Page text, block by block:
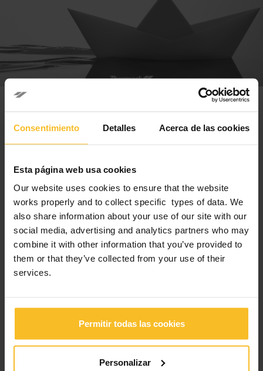
Consentimiento Detalles Acerca de las cookies
Esta página web usa cookies
Our website uses cookies to ensure that the website
works properly and to collect specific types of data. We
also share information about your use of our site with our
social media, advertising and analytics partners who may
combine it with other information that you’ve provided to
them or that they’ve collected from your use of their
services.
Permitir todas las cookies
Personalizar
Cumplimiento.
Zhermack es un proveedor que
permite estar siempre tranquilos.
Zhermack garantiza la conformidad de sus servicios y productos
a los requisitos de normas, reglamentos y calidad de todo el
mundo, para que sus colaboradores puedan afrontar con
tranquilidad todo tipo de desafío. La adopción de un sistema de
control riguroso y fiable permite a Zhermack cumplir con las
Italia y la ley SOX en EE.UU.).
Continuidad y seguridad.